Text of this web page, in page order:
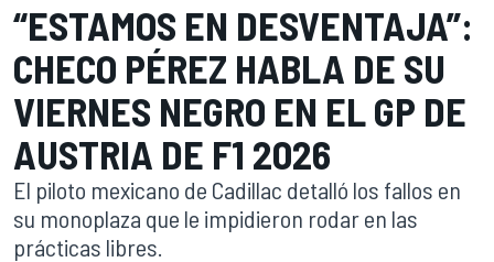
“ESTAMOS EN DESVENTAJA”:
CHECO PÉREZ HABLA DE SU
VIERNES NEGRO EN EL GP DE
AUSTRIA DE F1 2026
El piloto mexicano de Cadillac detalló los fallos en
su monoplaza que le impidieron rodar en las
prácticas libres.